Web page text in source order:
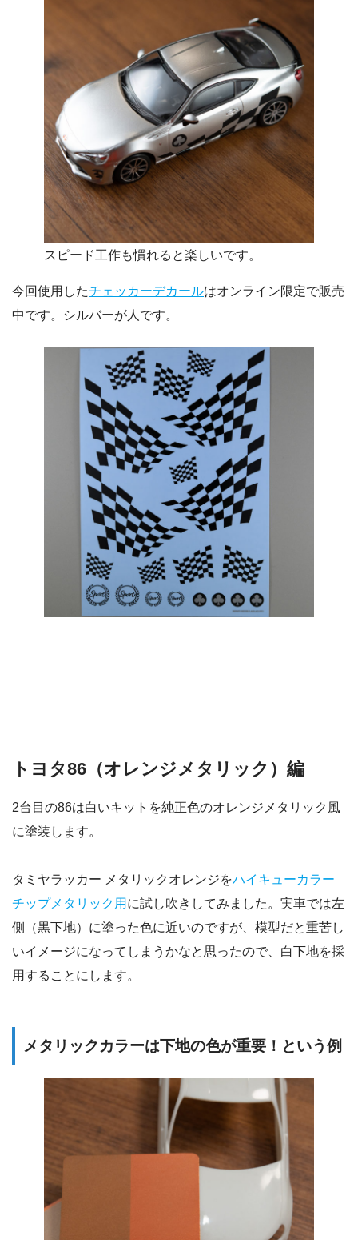
スピード工作も慣れると楽しいです。
今回使用したチェッカーデカールはオンライン限定で販売
中です。シルバーが人です。
トヨタ86（オレンジメタリック）編
2台目の86は白いキットを純正色のオレンジメタリック風
に塗装します。
タミヤラッカー メタリックオレンジをハイキューカラー
チップメタリック用 に試し吹きしてみました。実車では左
側（黒下地）に塗った色に近いのですが、模型だと重苦し
いイメージになってしまうかなと思ったので、白下地を採
用することにします。
メタリックカラーは下地の色が重要！という例